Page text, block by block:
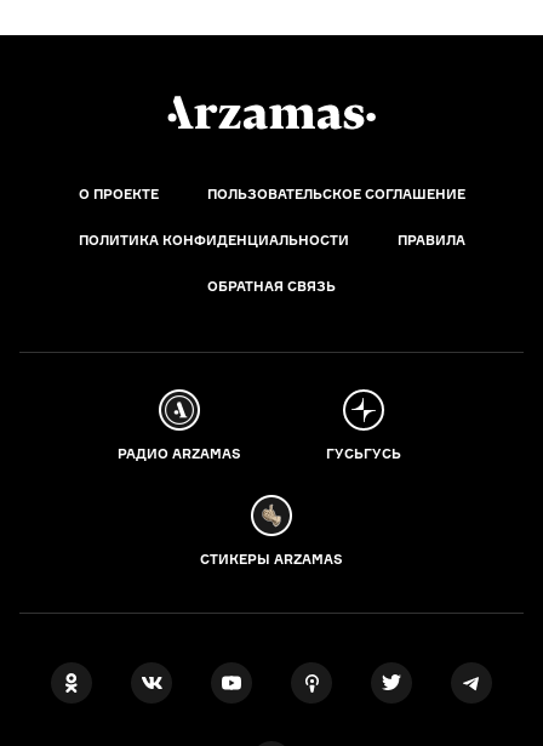
О ПРОЕКТЕ ПОЛЬЗОВАТЕЛЬСКОЕ СОГЛАШЕНИЕ
ПОЛИТИКА КОНФИДЕНЦИАЛЬНОСТИ ПРАВИЛА
ОБРАТНАЯ СВЯЗЬ
РАДИО ARZAMAS ГУСЬГУСЬ
СТИКЕРЫ ARZAMAS